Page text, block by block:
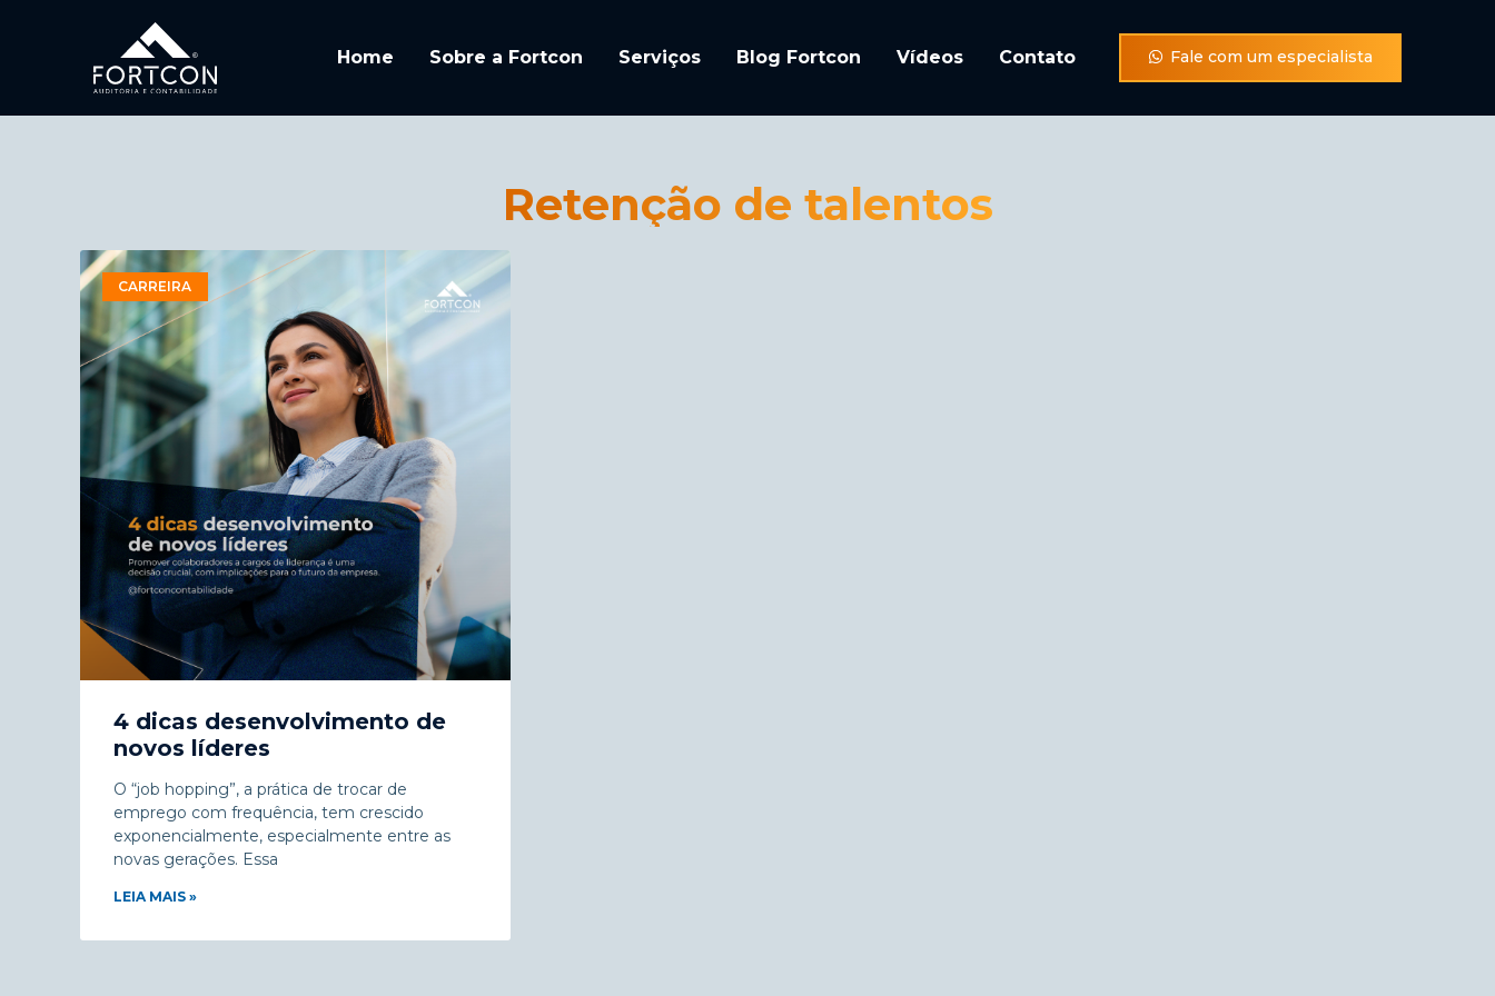
Home Sobre a Fortcon Serviços Blog Fortcon Vídeos Contato Fale com um especialista
Retenção de talentos
CARREIRA
4 dicas desenvolvimento de
novos líderes
O “job hopping”, a prática de trocar de
emprego com frequência, tem crescido
exponencialmente, especialmente entre as
novas gerações. Essa
LEIA MAIS »